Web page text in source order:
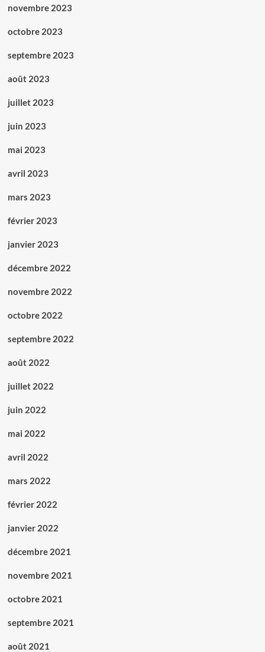
novembre 2023
octobre 2023
septembre 2023
août 2023
juillet 2023
juin 2023
mai 2023
avril 2023
mars 2023
février 2023
janvier 2023
décembre 2022
novembre 2022
octobre 2022
septembre 2022
août 2022
juillet 2022
juin 2022
mai 2022
avril 2022
mars 2022
février 2022
janvier 2022
décembre 2021
novembre 2021
octobre 2021
septembre 2021
août 2021